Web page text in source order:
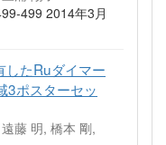
499 2014年3月
たRuダイマー
3ポスターセッ
藤 明, 橋本 剛,